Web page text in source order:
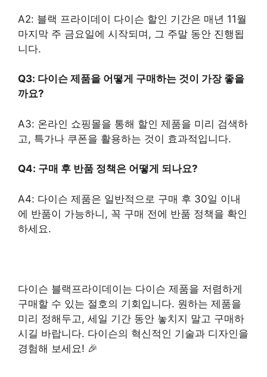
A2: 블랙 프라이데이 다이슨 할인 기간은 매년 11월
마지막 주 금요일에 시작되며, 그 주말 동안 진행됩
니다.
Q3: 다이슨 제품을 어떻게 구매하는 것이 가장 좋을
까요?
A3: 온라인 쇼핑몰을 통해 할인 제품을 미리 검색하
고, 특가나 쿠폰을 활용하는 것이 효과적입니다.
Q4: 구매 후 반품 정책은 어떻게 되나요?
A4: 다이슨 제품은 일반적으로 구매 후 30일 이내
에 반품이 가능하니, 꼭 구매 전에 반품 정책을 확인
하세요.
다이슨 블랙프라이데이는 다이슨 제품을 저렴하게
구매할 수 있는 절호의 기회입니다. 원하는 제품을
미리 정해두고, 세일 기간 동안 놓치지 말고 구매하
시길 바랍니다. 다이슨의 혁신적인 기술과 디자인을
경험해 보세요! 🎉